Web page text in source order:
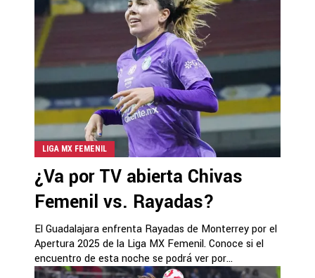
LIGA MX FEMENIL
¿Va por TV abierta Chivas
Femenil vs. Rayadas?
El Guadalajara enfrenta Rayadas de Monterrey por el
Apertura 2025 de la Liga MX Femenil. Conoce si el
encuentro de esta noche se podrá ver por...